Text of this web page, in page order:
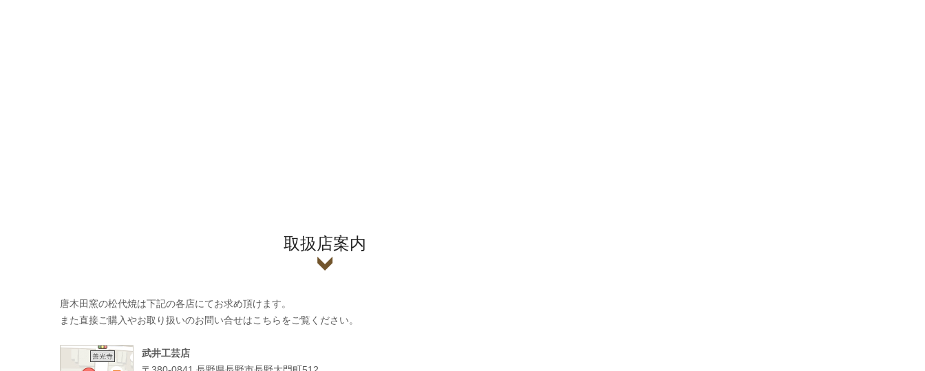
取扱店案内
唐木田窯の松代焼は下記の各店にてお求め頂けます。
また直接ご購入やお取り扱いのお問い合せはこちらをご覧ください。
武井工芸店